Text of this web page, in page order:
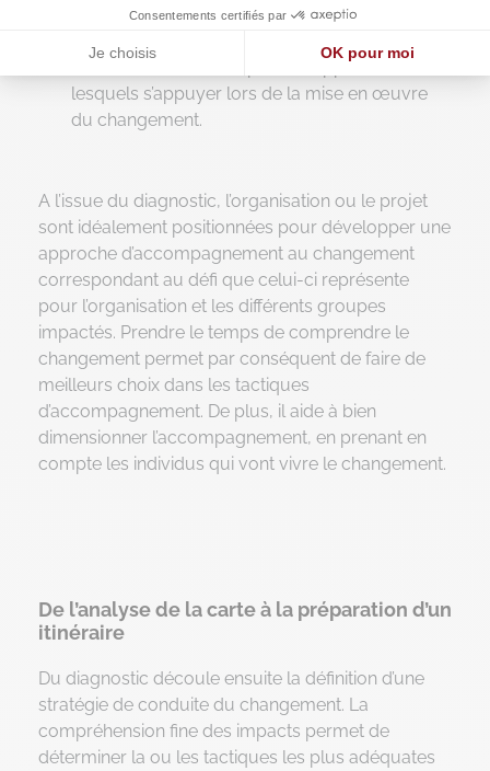
pour jouer leur rôle. En cela, il aide à anticiper
identifier les leviers et points d’appui sur
lesquels s’appuyer lors de la mise en œuvre
du changement.
A l’issue du diagnostic, l’organisation ou le projet
sont idéalement positionnées pour développer une
approche d’accompagnement au changement
correspondant au défi que celui-ci représente
pour l’organisation et les différents groupes
impactés. Prendre le temps de comprendre le
changement permet par conséquent de faire de
meilleurs choix dans les tactiques
d’accompagnement. De plus, il aide à bien
dimensionner l’accompagnement, en prenant en
compte les individus qui vont vivre le changement.
De l’analyse de la carte à la préparation d’un
itinéraire
Du diagnostic découle ensuite la définition d’une
stratégie de conduite du changement. La
compréhension fine des impacts permet de
déterminer la ou les tactiques les plus adéquates
Consentements certifiés par
Je choisis OK pour moi
Axeptio consent
Plateforme de Gestion du Consentement : Personnalisez vos
Notre plateforme vous permet d'adapter et de gérer vos